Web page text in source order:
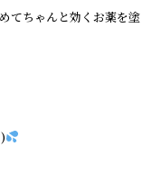
てちゃんと効くお薬を塗